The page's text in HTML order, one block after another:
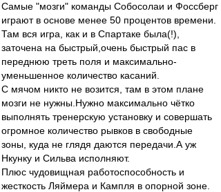
Самые "мозги" команды Собосолаи и Фоссберг
играют в основе менее 50 процентов времени.
Там вся игра, как и в Спартаке была(!),
заточена на быстрый,очень быстрый пас в
переднюю треть поля и максимально-
уменьшенное количество касаний.
С мячом никто не возится, там в этом плане
мозги не нужны.Нужно максимально чётко
выполнять тренерскую установку и совершать
огромное количество рывков в свободные
зоны, куда не глядя даются передачи.А уж
Нкунку и Сильва исполняют.
Плюс чудовищная работоспособность и
жесткость Ляймера и Кампля в опорной зоне.